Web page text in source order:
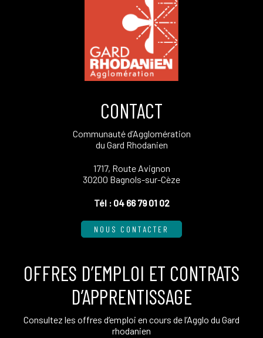
CONTACT
Communauté d’Agglomération
du Gard Rhodanien
1717, Route Avignon
30200 Bagnols-sur-Cèze
Tél : 04 66 79 01 02
NOUS CONTACTER
OFFRES D’EMPLOI ET CONTRATS
D’APPRENTISSAGE
Consultez les offres d’emploi en cours de l’Agglo du Gard
rhodanien